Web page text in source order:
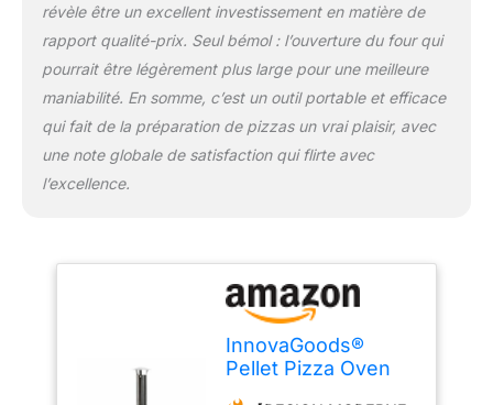
pellets comprend une
pierre qui sert de base
pendant la cuisson. La
porte frontale est dotée
d’une poignée en bois et
d’une fenêtre coulissante
l’introduction et le retrait
de la pizza à l’aide de la
pelle en métal avec
poignée en bois. Pizza
(Ø) : 30 cm max.
【HOUSSE
révèle être un excellent investissement en matière de
rapport qualité-prix. Seul bémol : l’ouverture du four qui
pourrait être légèrement plus large pour une meilleure
maniabilité. En somme, c’est un outil portable et efficace
qui fait de la préparation de pizzas un vrai plaisir, avec
une note globale de satisfaction qui flirte avec
l’excellence.
InnovaGoods®
Pellet Pizza Oven